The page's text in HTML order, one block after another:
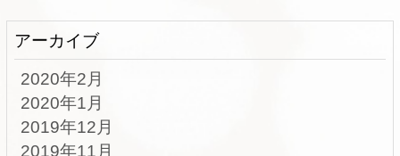
アーカイブ
2020年2月
2020年1月
2019年12月
2019年11月